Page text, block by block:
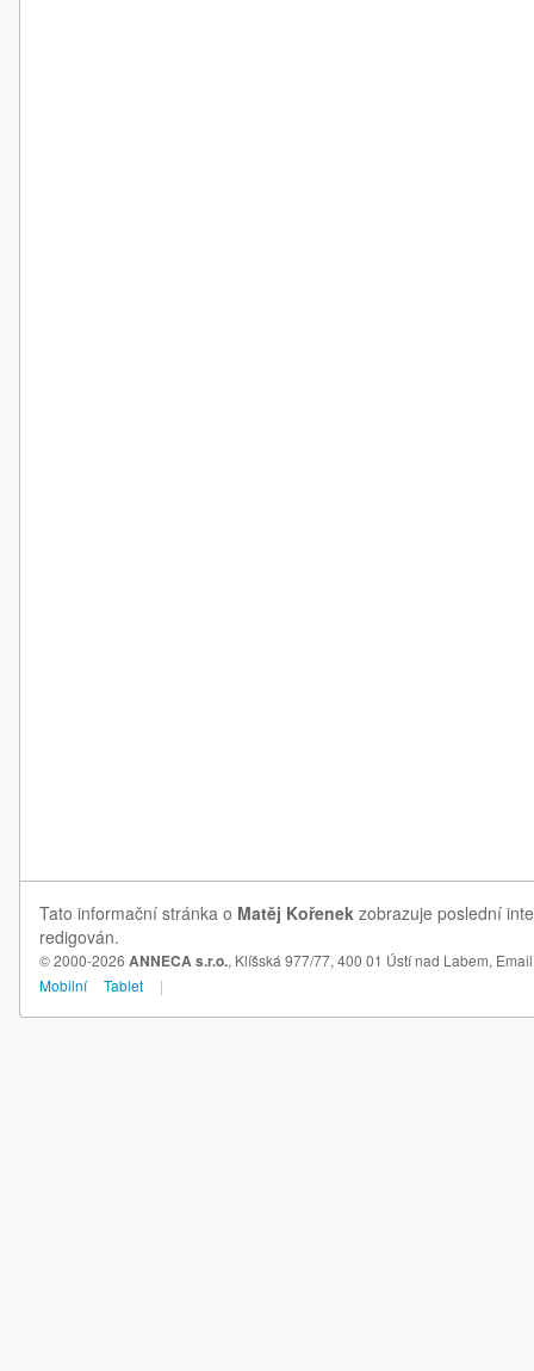
Tato informační stránka o Matěj Kořenek zobrazuje poslední
redigován.
© 2000-2026 ANNECA s.r.o., Klíšská 977/77, 400 01 Ústí nad Labem,
Mobilní
Tablet |